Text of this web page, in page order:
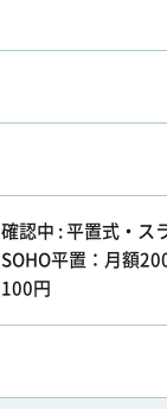
確認中 : 平置式・ス
SOHO平置：月額
100円